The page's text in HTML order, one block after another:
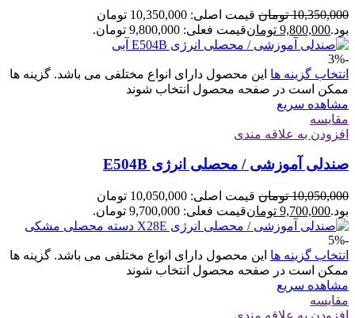
10,350,000 تومان
قیمت اصلی: 10,350,000 تومان
بود.9,800,000 تومانقیمت فعلی: 9,800,000 تومان.
-3%
انتخاب گزینه ها این محصول دارای انواع مختلفی می باشد. گزینه ها
ممکن است در صفحه محصول انتخاب شوند
مشاهده سریع
مقایسه
افزودن به علاقه مندی
صندلی آموزشی / محصلی انرژی E504B
10,050,000 تومان
قیمت اصلی: 10,050,000 تومان
بود.9,700,000 تومانقیمت فعلی: 9,700,000 تومان.
-5%
انتخاب گزینه ها این محصول دارای انواع مختلفی می باشد. گزینه ها
ممکن است در صفحه محصول انتخاب شوند
مشاهده سریع
مقایسه
افزودن به علاقه مندی